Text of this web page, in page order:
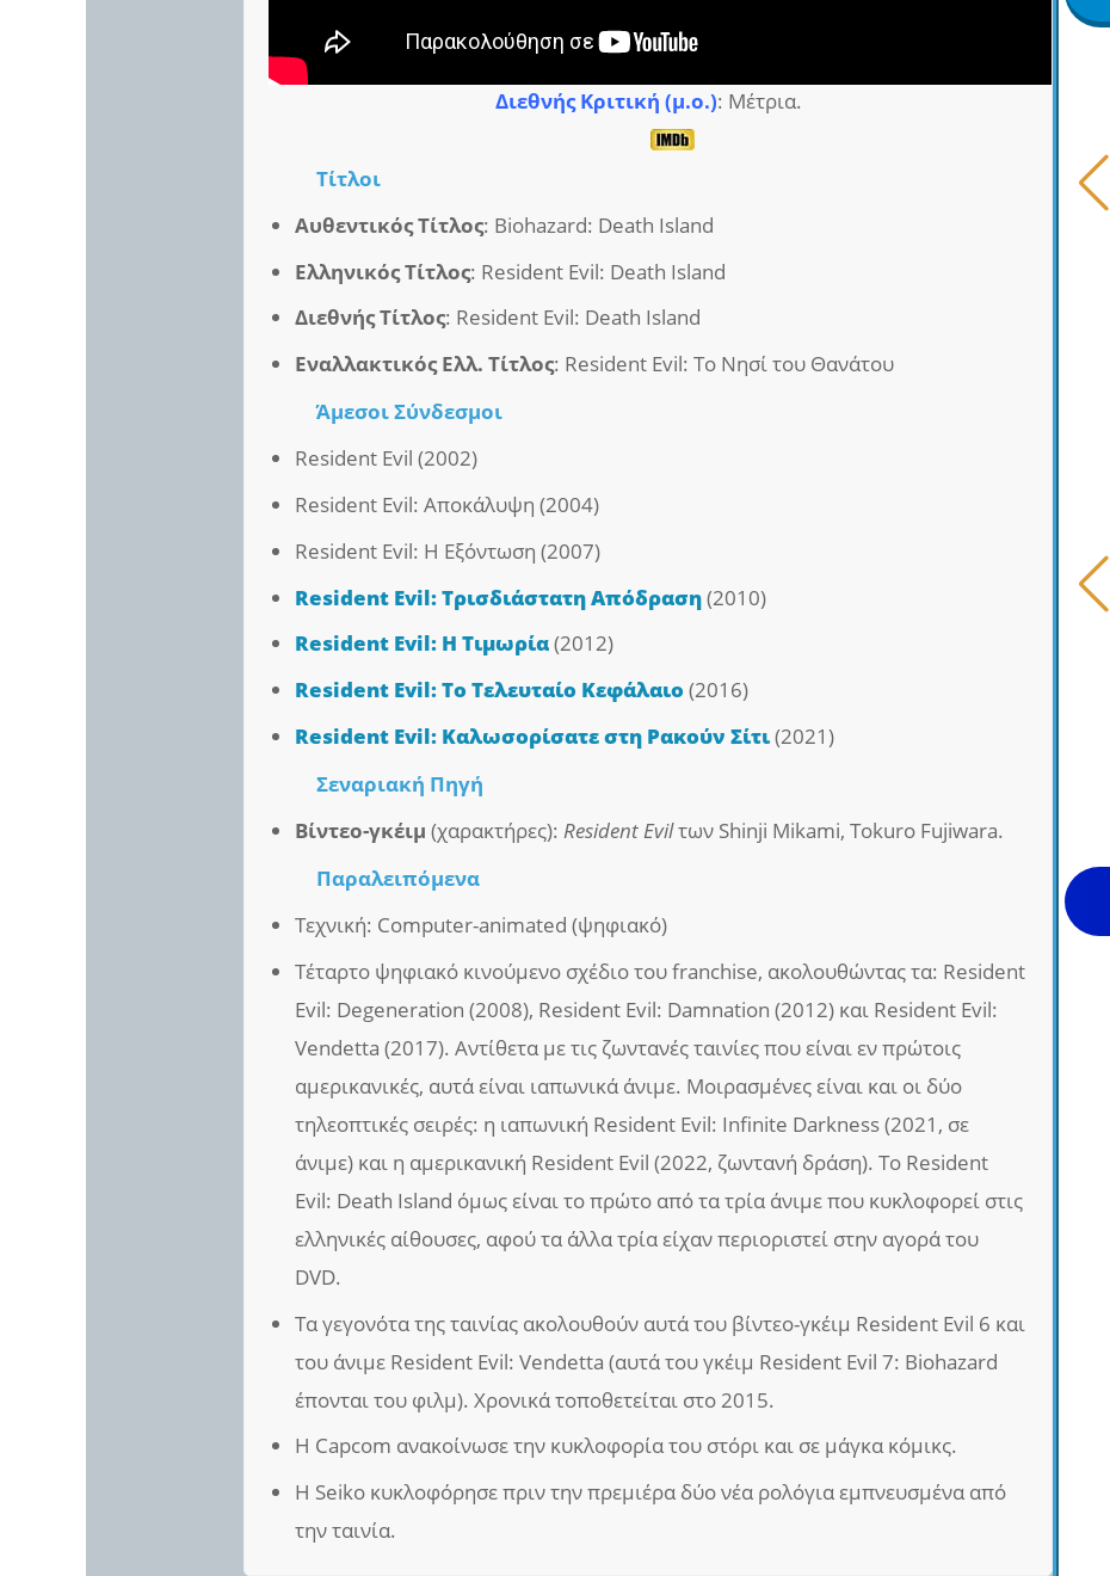
Διεθνής Κριτική (μ.ο.): Μέτρια.
Τίτλοι
Αυθεντικός Τίτλος: Biohazard: Death Island
Ελληνικός Τίτλος: Resident Evil: Death Island
Διεθνής Τίτλος: Resident Evil: Death Island
Εναλλακτικός Ελλ. Τίτλος: Resident Evil: Το Νησί του Θανάτου
ΆμεσοιΣύνδεσμοι
Resident Evil (2002)
Resident Evil: Αποκάλυψη (2004)
Resident Evil: Η Εξόντωση (2007)
Resident Evil: Τρισδιάστατη Απόδραση(2010)
Resident Evil: Η Τιμωρία(2012)
Resident Evil: Το Τελευταίο Κεφάλαιο (2016)
Resident Evil: Καλωσορίσατε στη Ρακούν Σίτι(2021)
Σεναριακή Πηγή
Βίντεο-γκέιμ (χαρακτήρες):Resident Evilτων Shinji Mikami, Tokuro Fujiwara.
Παραλειπόμενα
Τεχνική: Computer-animated (ψηφιακό)
Τέταρτο ψηφιακό κινούμενο σχέδιο του franchise, ακολουθώντας τα: Resident
Evil: Degeneration (2008), Resident Evil: Damnation (2012) και Resident Evil:
Vendetta (2017). Αντίθετα με τις ζωντανές ταινίες που είναι εν πρώτοις
αμερικανικές, αυτά είναι ιαπωνικά άνιμε. Μοιρασμένες είναι και οι δύο
τηλεοπτικές σειρές: η ιαπωνική Resident Evil: Infinite Darkness (2021, σε
άνιμε) και η αμερικανική Resident Evil (2022, ζωντανή δράση). Το Resident
Evil: Death Island όμως είναι το πρώτο από τα τρία άνιμε που κυκλοφορεί στις
ελληνικές αίθουσες, αφού τα άλλα τρία είχαν περιοριστεί στην αγορά του
DVD.
Τα γεγονότα της ταινίας ακολουθούν αυτά του βίντεο-γκέιμ Resident Evil 6 και
του άνιμε Resident Evil: Vendetta (αυτά του γκέιμ Resident Evil 7: Biohazard
έπονται του φιλμ). Χρονικά τοποθετείται στο 2015.
Η Capcom ανακοίνωσε την κυκλοφορία του στόρι και σε μάγκα κόμικς.
Η Seiko κυκλοφόρησε πριν την πρεμιέρα δύο νέα ρολόγια εμπνευσμένα από
την ταινία.